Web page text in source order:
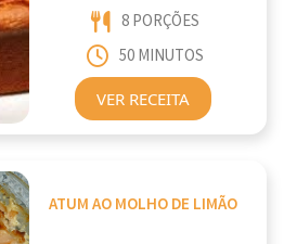
8 PORÇÕES
50 MINUTOS
VER RECEITA
ATUM AO MOLHO DE LIMÃO